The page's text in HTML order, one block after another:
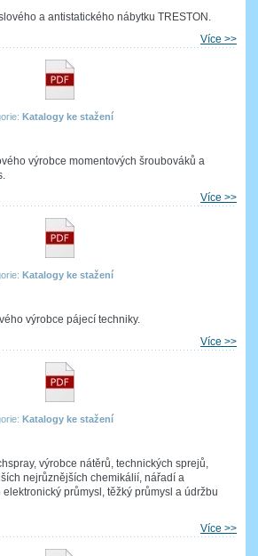
a antistatického nábytku TRESTON.
Více >>
Katalogy ke stažení
výrobce momentových šroubováků a
Více >>
Katalogy ke stažení
výrobce pájecí techniky.
Více >>
Katalogy ke stažení
výrobce nátěrů, technických sprejů,
nejrůznějších chemikálií, nářadí a
průmysl, těžký průmysl a údržbu
Více >>